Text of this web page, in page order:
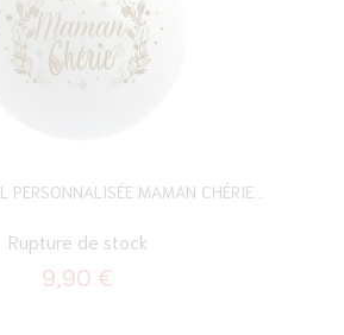
PERSONNALISÉE MAMAN CHÉRIE...
Rupture de stock
9,90 €